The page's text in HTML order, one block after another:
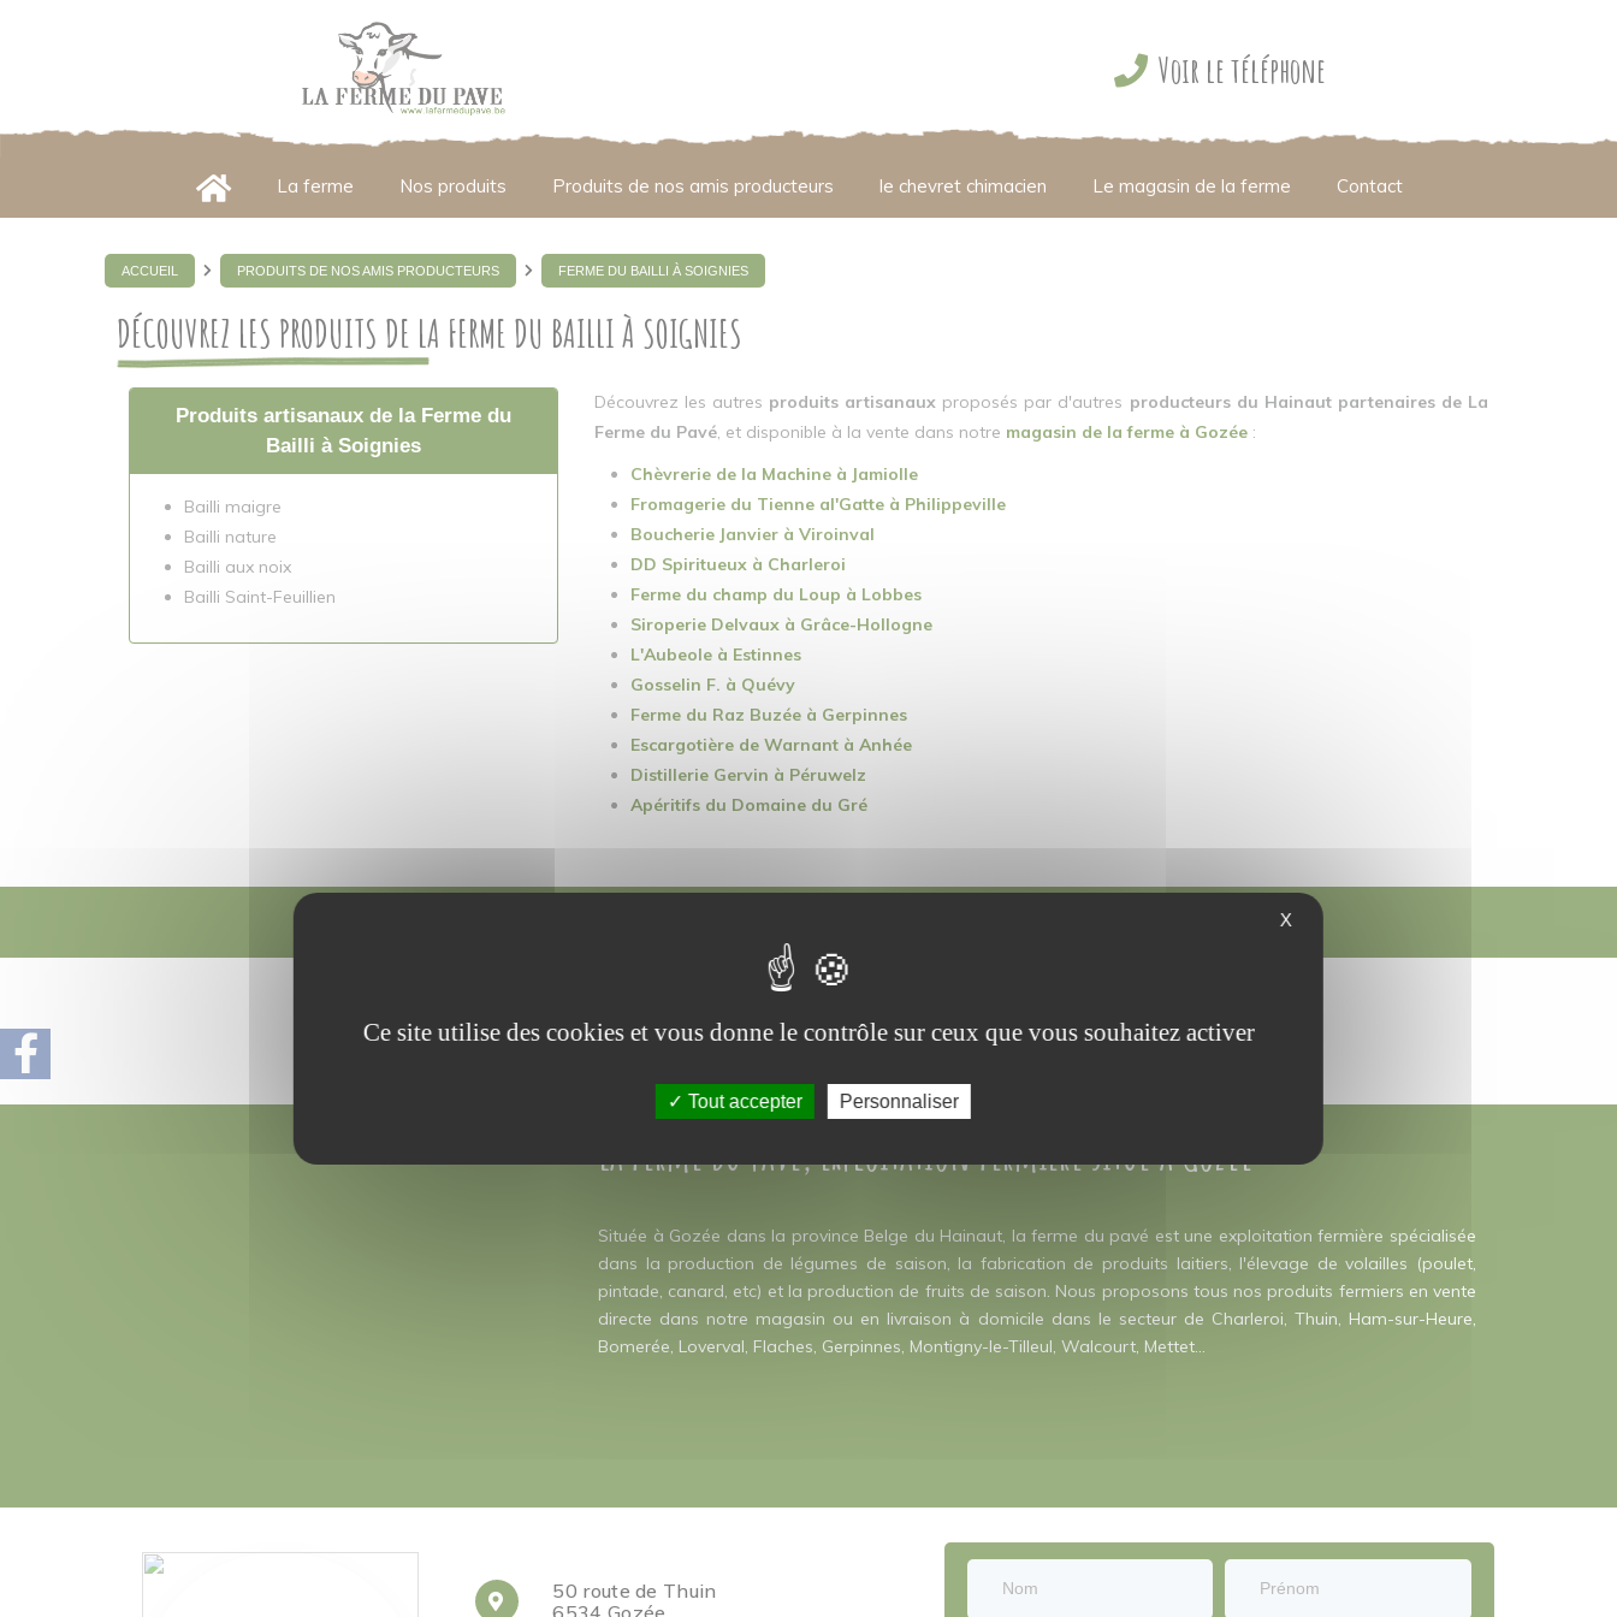
Voir le téléphone
La ferme Nos produits Produits de nos amis producteurs le chevret chimacien Le magasin de la ferme Contact
ACCUEIL PRODUITS DE NOS AMIS PRODUCTEURS FERME DU BAILLI À SOIGNIES
DÉCOUVREZ LES PRODUITS DE LA FERME DU BAILLI À SOIGNIES
Produits artisanaux de la Ferme du
Bailli à Soignies
Bailli maigre
Bailli nature
Bailli aux noix
Bailli Saint-Feuillien
Découvrez les autres produits artisanaux proposés par d'autres producteurs du Hainaut partenaires de La
Ferme du Pavé, et disponible à la vente dans notre magasin de la ferme à Gozée:
Chèvrerie de la Machine à Jamiolle
Fromagerie du Tienne al'Gatte à Philippeville
Boucherie Janvier à Viroinval
DD Spiritueux à Charleroi
Ferme du champ du Loup à Lobbes
Siroperie Delvaux à Grâce-Hollogne
L'Aubeole à Estinnes
Gosselin F. à Quévy
Ferme du Raz Buzée à Gerpinnes
Escargotière de Warnant à Anhée
Distillerie Gervin à Péruwelz
Apéritifs du Domaine du Gré
Volailles - Produits laitiers - Légumes - Fruits - Produits de comptoir
La ferme du pavé, exploitation fermière situé à Gozée
Située à Gozée dans la province Belge du Hainaut, la ferme du pavé est une exploitation fermière spécialisée
dans la production de légumes de saison, la fabrication de produits laitiers, l'élevage de volailles (poulet,
pintade, canard, etc) et la production de fruits de saison. Nous proposons tous nos produits fermiers en vente
directe dans notre magasin ou en livraison à domicile dans le secteur de Charleroi, Thuin, Ham-sur-Heure,
Bomerée, Loverval, Flaches, Gerpinnes, Montigny-le-Tilleul, Walcourt, Mettet...
50 route de Thuin
6534 Gozée
X
Ce site utilise des cookies et vous donne le contrôle sur ceux que vous souhaitez activer
Tout accepter Personnaliser